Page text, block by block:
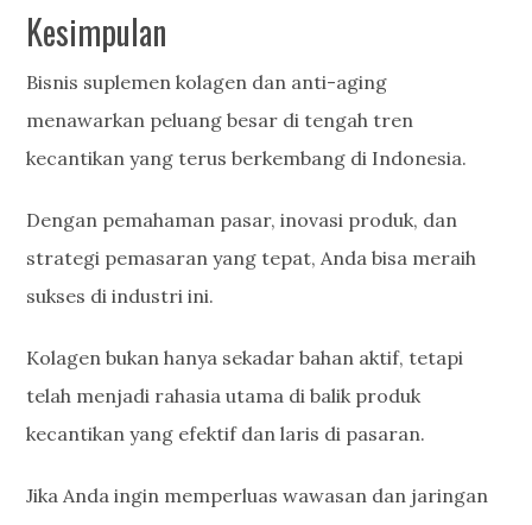
Kesimpulan
Bisnis suplemen kolagen dan anti-aging
menawarkan peluang besar di tengah tren
kecantikan yang terus berkembang di Indonesia.
Dengan pemahaman pasar, inovasi produk, dan
strategi pemasaran yang tepat, Anda bisa meraih
sukses di industri ini.
Kolagen bukan hanya sekadar bahan aktif, tetapi
telah menjadi rahasia utama di balik produk
kecantikan yang efektif dan laris di pasaran.
Jika Anda ingin memperluas wawasan dan jaringan